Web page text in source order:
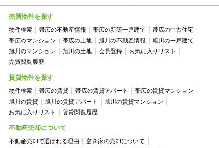
売買物件を探す
物件検索 帯広の不動産情報 帯広の新築一戸建て
帯広の中古住宅
帯広のマンション
帯広の土地 旭川の不動産情報
旭川の一戸建て
旭川のマンション
旭川の土地 会員登録
お気に入りリスト
売買閲覧履歴
賃貸物件を探す
物件検索 帯広の賃貸 帯広の賃貸アパート
帯広の賃貸マンション
旭川の賃貸
旭川の賃貸アパート
旭川の賃貸マンション
お気に入りリスト
賃貸閲覧履歴
不動産売却について
不動産売却で選ばれる理由
空き家の売却について